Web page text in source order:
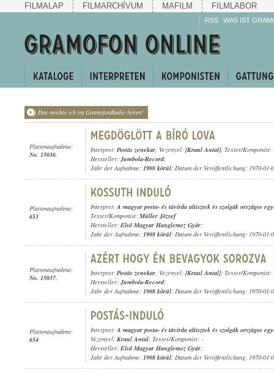
FILMALAP FILMARCHÍVUM MAFILM FILMLABOR
RSS WAS IST
Das möchte ich im GramofonRadio hören!
Plattenaufnahme:
No. 15036.
Interpret: Postás zenekar, Vezényel: [Kraul Antal]; Texter/Komponist:
Hersteller:Jumbola-Record;
Jahr der Aufnahme: 1908 körül; Datum der Veröffentlichung: 1970-01-
Plattenaufnahme:
653
Interpret:A magyar posta- és távírda altisztek és szolgák országos
Texter/Komponist: Müller József
Hersteller: Első Magyar Hanglemez Gyár;
Jahr der Aufnahme: 1908 körül; Datum der Veröffentlichung: 1970-01-
Plattenaufnahme:
No. 15037.
Interpret: Postás zenekar, Vezényel: [Kraul Antal]; Texter/Komponist:
Hersteller:Jumbola-Record;
Jahr der Aufnahme: 1908 körül; Datum der Veröffentlichung: 1970-01-
Plattenaufnahme:
654
Interpret:A magyar posta- és távírda altisztek és szolgák országos
Vezényel: Kraul Antal; Texter/Komponist: -
Hersteller: Első Magyar Hanglemez Gyár;
Jahr der Aufnahme: 1908 körül; Datum der Veröffentlichung: 1970-01-